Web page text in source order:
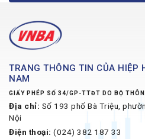
TRANG THÔNG TIN CỦA HIỆP
NAM
GIẤY PHÉP SỐ 34/GP-TTĐT DO BỘ
Địa chỉ: Số 193 phố Bà Triệu,
Nội
Điện thoại: (024) 382 187 33